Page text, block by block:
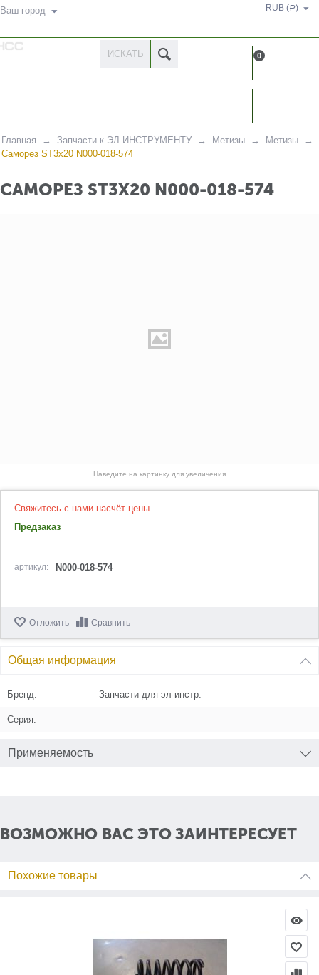
Ваш город RUB (Р)
0
Главная Запчасти к ЭЛ.ИНСТРУМЕНТУ Метизы
Метизы
Саморез ST3x20 N000-018-574
САМОРЕЗ ST3X20 N000-018-574
Наведите на картинку для увеличения
Свяжитесь с нами насчёт цены
Предзаказ
артикул: N000-018-574
Отложить Сравнить
Общая информация
Бренд: Запчасти для эл-инстр.
Серия:
Применяемость
ВОЗМОЖНО ВАС ЭТО ЗАИНТЕРЕСУЕТ
Похожие товары